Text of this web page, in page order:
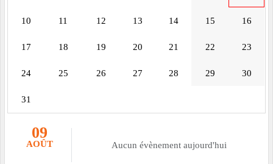
10 11 12 13 14 15 16
17 18 19 20 21 22 23
24 25 26 27 28 29 30
31
09
AOÛT Aucun évènement aujourd'hui